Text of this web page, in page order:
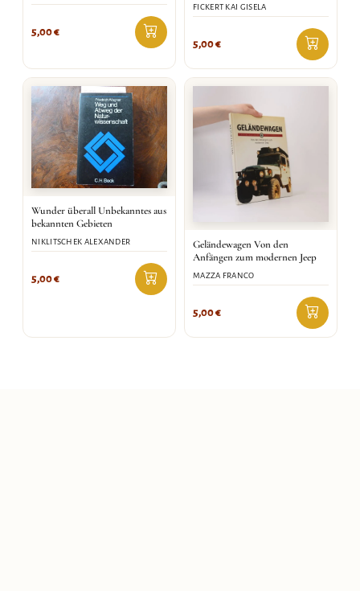
5,00€
FICKERT KAI GISELA
5,00€
Wunder überall Unbekanntes aus
bekannten Gebieten
NIKLITSCHEK ALEXANDER
5,00€
Geländewagen Von den
Anfängen zum modernen Jeep
MAZZA FRANCO
5,00€